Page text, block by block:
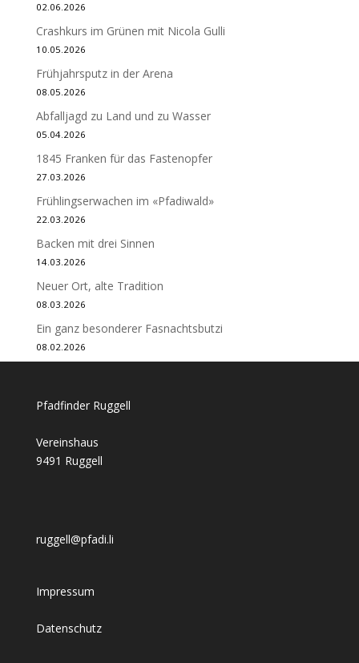
02.06.2026
Crashkurs im Grünen mit Nicola Gulli
10.05.2026
Frühjahrsputz in der Arena
08.05.2026
Abfalljagd zu Land und zu Wasser
05.04.2026
1845 Franken für das Fastenopfer
27.03.2026
Frühlingserwachen im «Pfadiwald»
22.03.2026
Backen mit drei Sinnen
14.03.2026
Neuer Ort, alte Tradition
08.03.2026
Ein ganz besonderer Fasnachtsbutzi
08.02.2026
Pfadfinder Ruggell
Vereinshaus
9491 Ruggell
ruggell@pfadi.li
Impressum
Datenschutz